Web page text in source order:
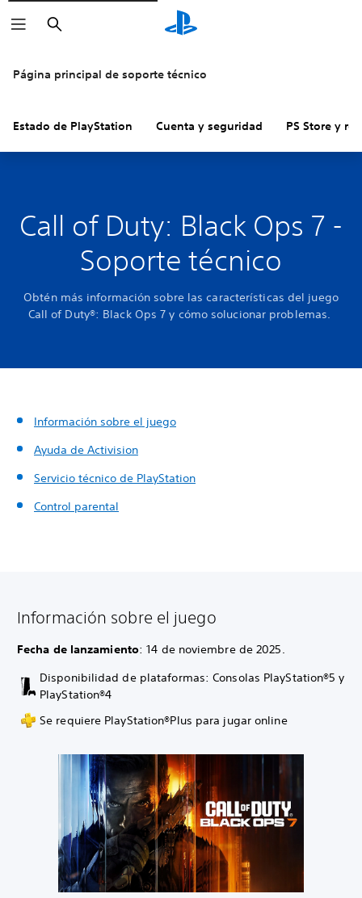
Buscar
Página principal de soporte técnico
Estado de PlayStation Cuenta y seguridad PS Store y
Call of Duty: Black Ops 7 -
Soporte técnico
Obtén más información sobre las características del juego
Call of Duty®: Black Ops 7 y cómo solucionar problemas.
Información sobre el juego
Ayuda de Activision
Servicio técnico de PlayStation
Control parental
Información sobre el juego
Fecha de lanzamiento: 14 de noviembre de 2025.
Disponibilidad de plataformas: Consolas PlayStation®5 y
PlayStation®4
Se requiere PlayStation®Plus para jugar online